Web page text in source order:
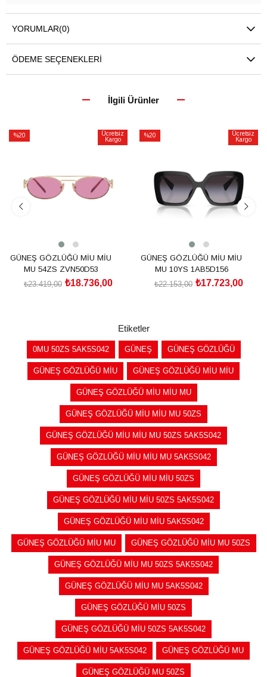
YORUMLAR(0)
ÖDEME SEÇENEKLERI
İlgili Ürünler
%20
Ücretsiz
Kargo
GÜNEŞ GÖZLÜĞÜ MİU MİU
MU 54ZS ZVN50D53
₺18.736,00
₺23.419,00
%20
Ücretsiz
Kargo
GÜNEŞ GÖZLÜĞÜ MİU MİU
MU 10YS 1AB5D156
₺17.723,00
₺22.153,00
Etiketler
0MU 50ZS 5AK5S042 GÜNEŞ GÜNEŞ GÖZLÜĞÜ
GÜNEŞ GÖZLÜĞÜ MİU GÜNEŞ GÖZLÜĞÜ MİU MİU
GÜNEŞ GÖZLÜĞÜ MİU MİU MU
GÜNEŞ GÖZLÜĞÜ MİU MİU MU 50ZS
GÜNEŞ GÖZLÜĞÜ MİU MİU MU 50ZS 5AK5S042
GÜNEŞ GÖZLÜĞÜ MİU MİU MU 5AK5S042
GÜNEŞ GÖZLÜĞÜ MİU MİU 50ZS
GÜNEŞ GÖZLÜĞÜ MİU MİU 50ZS 5AK5S042
GÜNEŞ GÖZLÜĞÜ MİU MİU 5AK5S042
GÜNEŞ GÖZLÜĞÜ MİU MU GÜNEŞ GÖZLÜĞÜ MİU MU 50ZS
GÜNEŞ GÖZLÜĞÜ MİU MU 50ZS 5AK5S042
GÜNEŞ GÖZLÜĞÜ MİU MU 5AK5S042
GÜNEŞ GÖZLÜĞÜ MİU 50ZS
GÜNEŞ GÖZLÜĞÜ MİU 50ZS 5AK5S042
GÜNEŞ GÖZLÜĞÜ MİU 5AK5S042 GÜNEŞ GÖZLÜĞÜ MU
GÜNEŞ GÖZLÜĞÜ MU 50ZS